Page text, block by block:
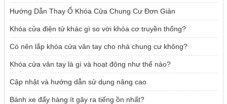
Hướng Dẫn Thay Ổ Khóa Cửa Chung Cư Đơn Giản
Khóa cửa điện tử khác gì so với khóa cơ truyền thống?
Có nên lắp khóa cửa vân tay cho nhà chung cư không?
Khóa cửa vân tay là gì và hoạt động như thế nào?
Cập nhật và hướng dẫn sử dụng nâng cao
Bánh xe đẩy hàng ít gây ra tiếng ồn nhất?